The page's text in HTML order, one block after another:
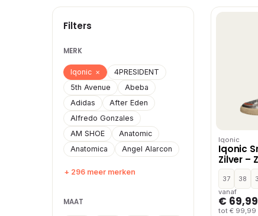
Filters
MERK
Iqonic ×
4PRESIDENT
5th Avenue
Abeba
Adidas
After Eden
Alfredo Gonzales
AM SHOE
Anatomic
Anatomica
Angel Alarcon
+ 296 meer merken
MAAT
Iqonic
Iqonic
Zilver –
37 38
vanaf
€ 69,99
tot € 99,99